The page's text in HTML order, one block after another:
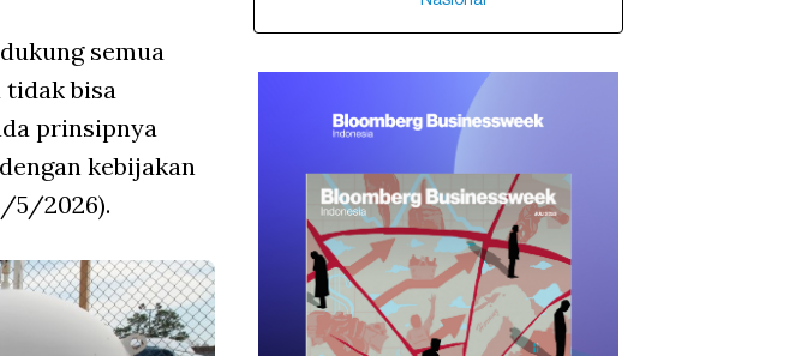
semua
tidak bisa
prinsipnya
kebijakan
5/2026).